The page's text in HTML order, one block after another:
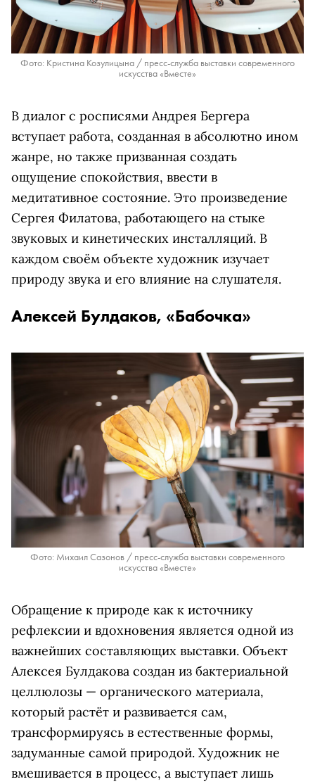
Фото: Кристина Козулицына / пресс-служба выставки современного
искусства «Вместе»
В диалог с росписями Андрея Бергера
вступает работа, созданная в абсолютно ином
жанре, но также призванная создать
ощущение спокойствия, ввести в
медитативное состояние. Это произведение
Сергея Филатова, работающего на стыке
звуковых и кинетических инсталляций. В
каждом своём объекте художник изучает
природу звука и его влияние на слушателя.
Алексей Булдаков, «Бабочка»
Фото: Михаил Сазонов / пресс-служба выставки современного
искусства «Вместе»
Обращение к природе как к источнику
рефлексии и вдохновения является одной из
важнейших составляющих выставки. Объект
Алексея Булдакова создан из бактериальной
целлюлозы — органического материала,
который растёт и развивается сам,
трансформируясь в естественные формы,
задуманные самой природой. Художник не
вмешивается в процесс, а выступает лишь